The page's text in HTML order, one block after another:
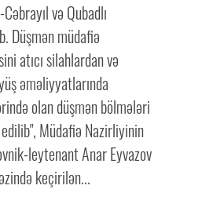
və Qubadlı
Düşmən müdafiə
atıcı silahlardan və
əməliyyatlarında
olan düşmən bölmələri
Müdafiə Nazirliyinin
leytenant Anar Eyvazov
keçirilən...